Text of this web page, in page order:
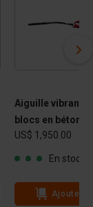
Aiguille vibrante
blocs en béton
US$ 1,950.00
En stock
Ajouter